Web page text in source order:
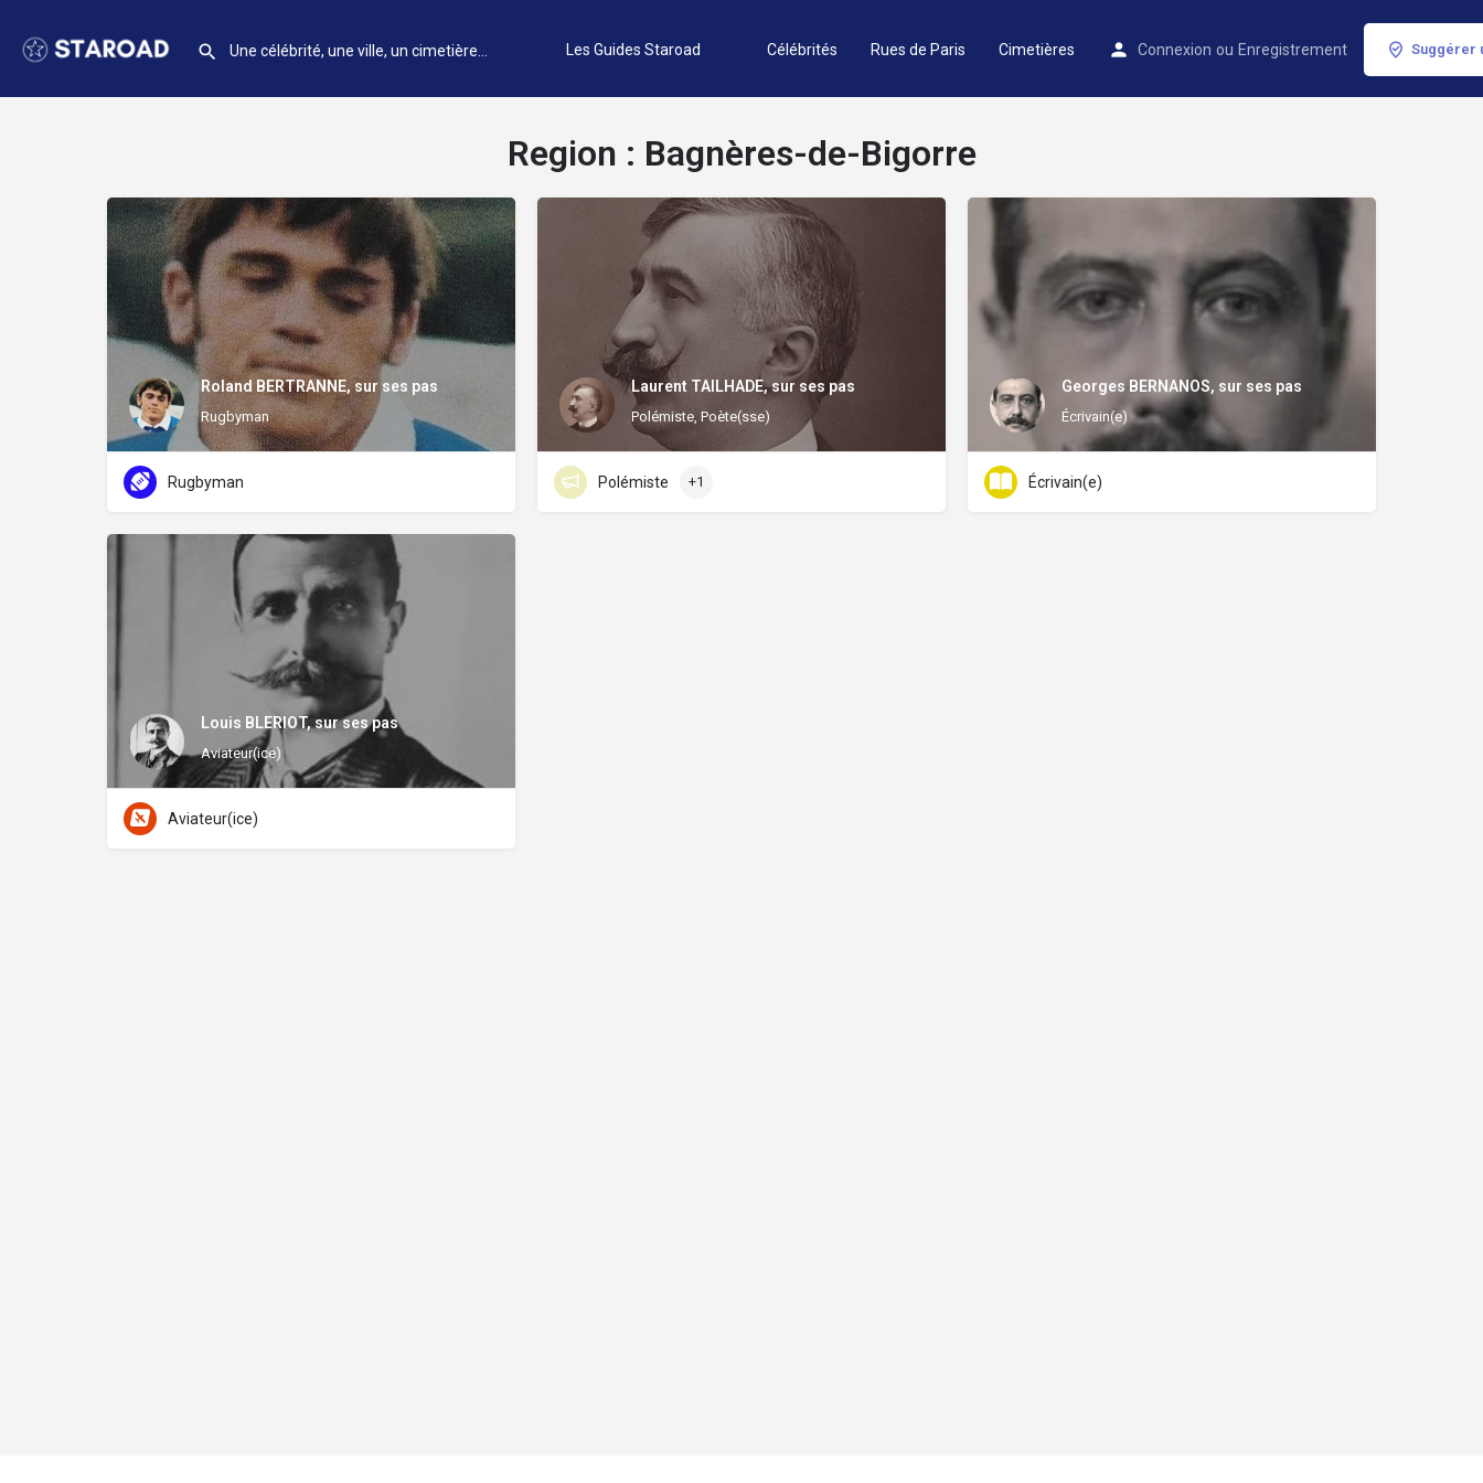
Les Guides Staroad Célébrités Rues de Paris Cimetières Connexion ou Enregistrement Suggérer
Region : Bagnères-de-Bigorre
Roland BERTRANNE, sur ses pas
Rugbyman
Rugbyman
Laurent TAILHADE, sur ses pas
Polémiste, Poète(sse)
Polémiste +1
Georges BERNANOS, sur ses pas
Écrivain(e)
Écrivain(e)
Louis BLERIOT, sur ses pas
Aviateur(ice)
Aviateur(ice)